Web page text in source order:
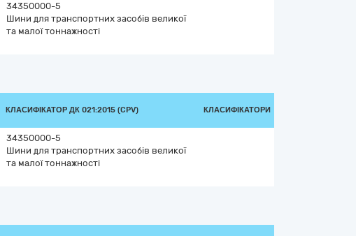
34350000-5
Шини для транспортних засобів великої
та малої тоннажності
КЛАСИФІКАТОР ДК 021:2015 (CPV) КЛАСИФІКАТОРИ
34350000-5
Шини для транспортних засобів великої
та малої тоннажності